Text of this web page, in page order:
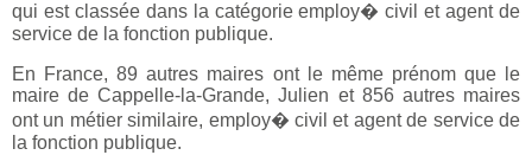
qui est classée dans la catégorie employ� civil et agent de
service de la fonction publique.
En France, 89 autres maires ont le même prénom que le
maire de Cappelle-la-Grande, Julien et 856 autres maires
ont un métier similaire, employ� civil et agent de service de
la fonction publique.